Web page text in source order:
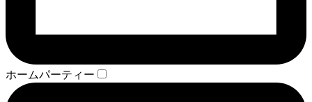
ホームパーティー